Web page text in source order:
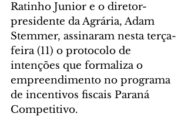
Ratinho Junior e o diretor-
presidente da Agrária, Adam
Stemmer, assinaram nesta terça-
feira (11) o protocolo de
intenções que formaliza o
empreendimento no programa
de incentivos fiscais Paraná
Competitivo.